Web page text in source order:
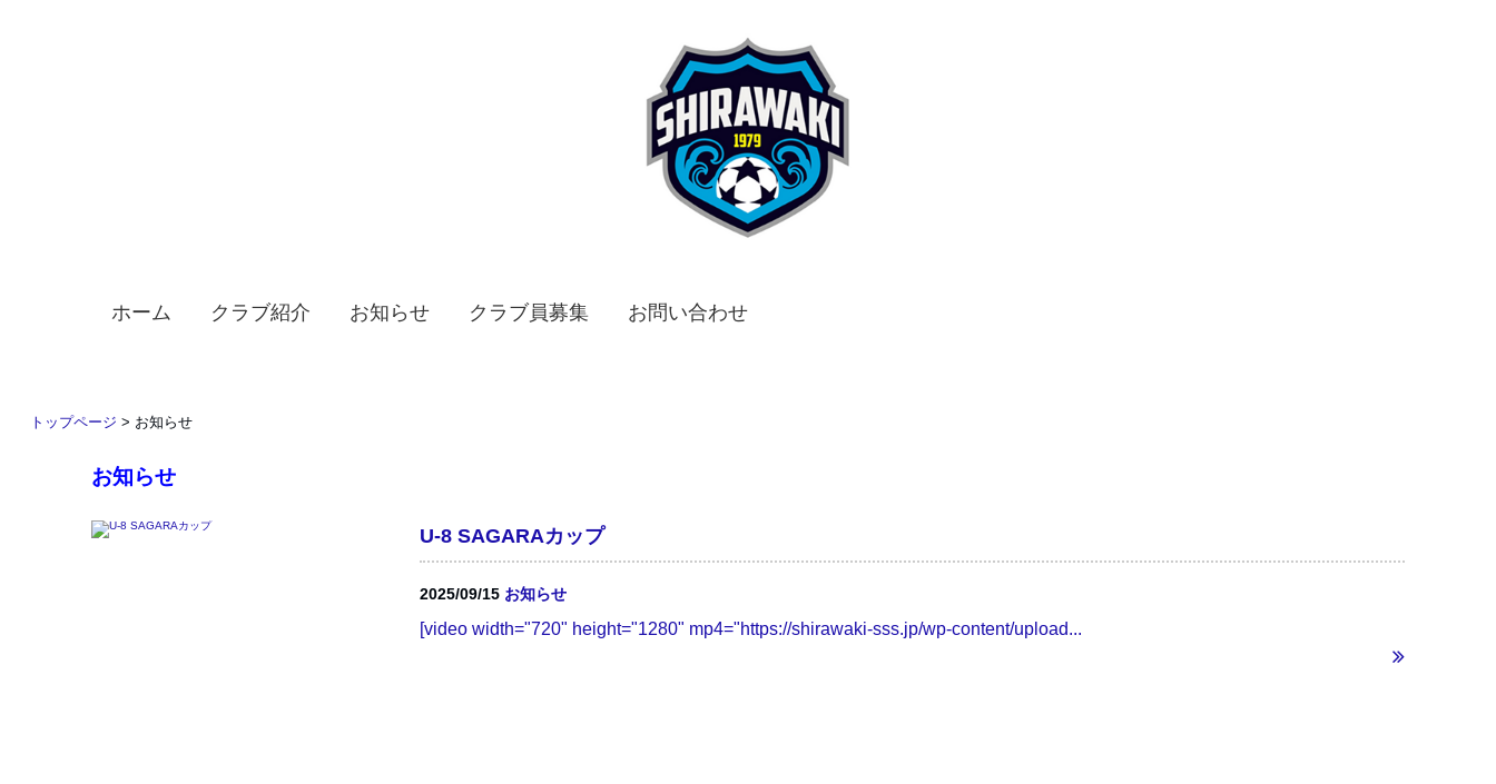
ホーム クラブ紹介 お知らせ クラブ員募集 お問い合わせ
トップページ > お知らせ
お知らせ
U-8 SAGARAカップ
2025/09/15 お知らせ
[video width="720" height="1280" mp4="https://shirawaki-sss.jp/wp-content/upload...